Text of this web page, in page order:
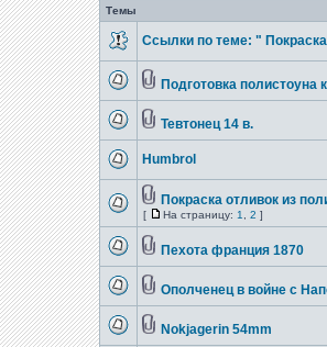
Темы
Ссылки по теме: "
Подготовка полистоуна
Тевтонец 14 в.
Humbrol
Покраска отливок из
[ На страницу: 1 2 ]
Пехота франция 1870
Ополченец в войне с
Nokjagerin 54mm